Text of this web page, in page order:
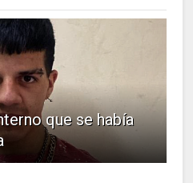
que se había